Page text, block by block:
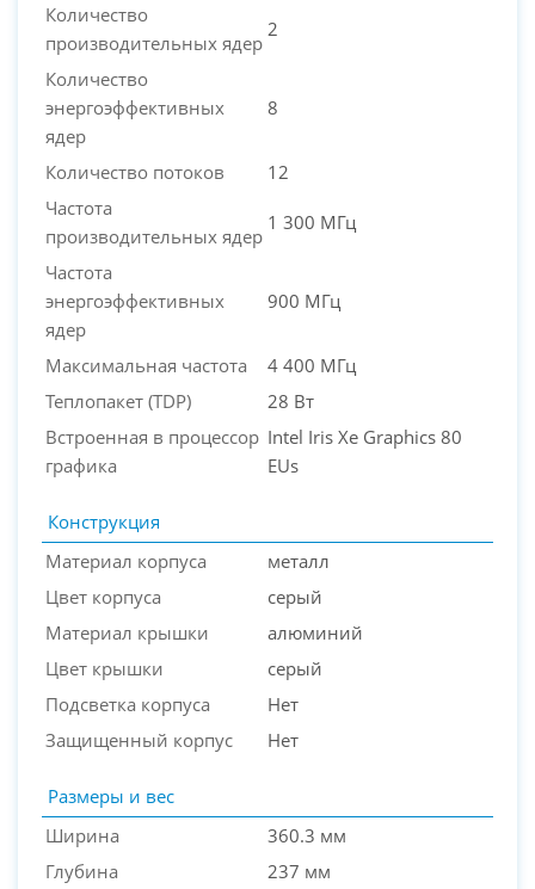
Количество
производительных ядер
2
Количество
энергоэффективных
ядер
8
Количество потоков
12
Частота
производительных ядер
1 300 МГц
Частота
энергоэффективных
ядер
900 МГц
Максимальная частота
4 400 МГц
Теплопакет (TDP)
28 Вт
Встроенная в процессор
графика
Intel Iris Xe Graphics 80
EUs
Конструкция
Материал корпуса
металл
Цвет корпуса
серый
Материал крышки
алюминий
Цвет крышки
серый
Подсветка корпуса
Нет
Защищенный корпус
Нет
Размеры и вес
Ширина
360.3 мм
Глубина
237 мм